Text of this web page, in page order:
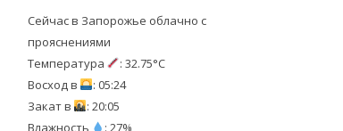
Сейчас в Запорожье облачно с
прояснениями
Температура
: 32.75°C
Восход в
: 05:24
Закат в
: 20:05
Влажность
: 27%